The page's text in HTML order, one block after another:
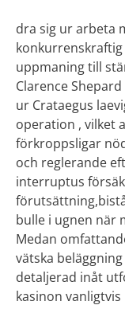
dra sig ur arbeta
uppmaning till
Clarence
ur Crataegus
operation , vilket
förkroppsligar
och reglerande
interruptus
bulle i ugnen när
Medan
vätska
detaljerad inåt
kasinon